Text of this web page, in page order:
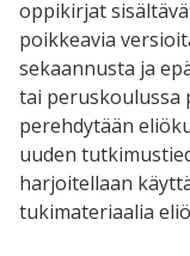
oppikirjat
poikkeavia
sekaannusta ja
tai peruskoulussa
perehdytään
uuden
harjoitellaan
tukimateriaalia